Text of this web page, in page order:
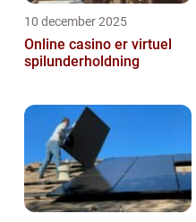
10 december 2025
Online casino er virtuel
spilunderholdning